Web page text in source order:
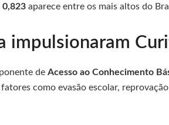
0,823 aparece entre os mais altos do
impulsionaram
de Acesso ao Conhecimento
como evasão escolar,